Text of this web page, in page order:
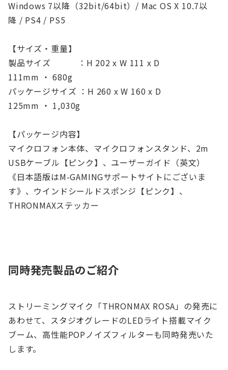
Windows 7以降（32bit/64bit）/ Mac OS X 10.7以
降 / PS4 / PS5
【サイズ・重量】
製品サイズ ：H 202 x W 111 x D
111mm ・ 680g
パッケージサイズ ：H 260 x W 160 x D
125mm ・ 1,030g
【パッケージ内容】
マイクロフォン本体、マイクロフォンスタンド、2m
USBケーブル【ピンク】、ユーザーガイド（英文）
《日本語版はM-GAMINGサポートサイトにございま
す》、ウインドシールドスポンジ【ピンク】、
THRONMAXステッカー
同時発売製品のご紹介
ストリーミングマイク「THRONMAX ROSA」の発売に
あわせて、スタジオグレードのLEDライト搭載マイク
ブーム、高性能POPノイズフィルターも同時発売いた
します。